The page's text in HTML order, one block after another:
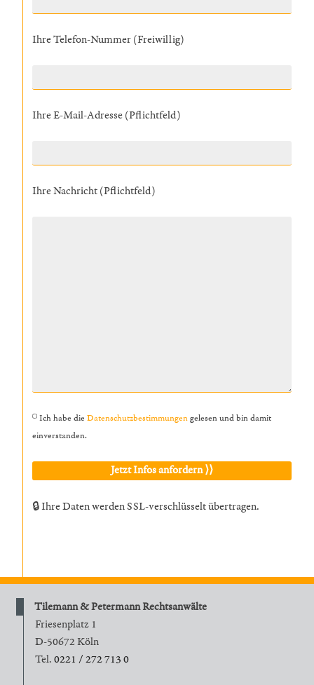
Ihre Telefon-Nummer (Freiwillig)
Ihre E-Mail-Adresse (Pflichtfeld)
Ihre Nachricht (Pflichtfeld)
Ich habe dieDatenschutzbestimmungengelesen und bin damit
einverstanden.
🔒 Ihre Daten werden SSL-verschlüsselt übertragen.
Tilemann & Petermann Rechtsanwälte
Friesenplatz 1
D-50672 Köln
Tel.0221 / 272 713 0